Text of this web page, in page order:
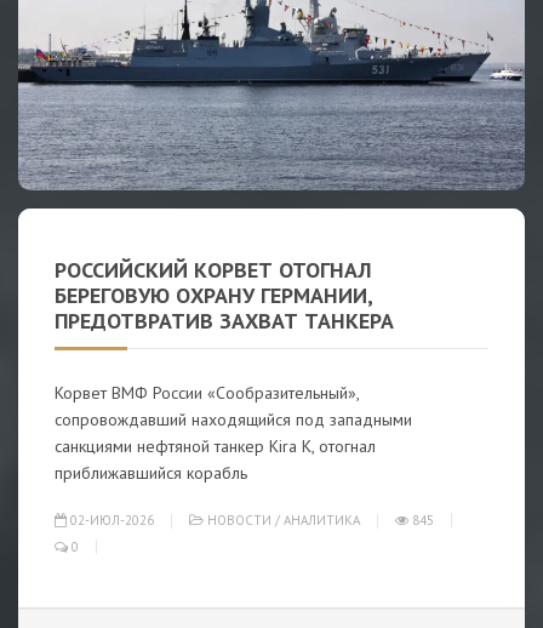
РОССИЙСКИЙ КОРВЕТ ОТОГНАЛ
БЕРЕГОВУЮ ОХРАНУ ГЕРМАНИИ,
ПРЕДОТВРАТИВ ЗАХВАТ ТАНКЕРА
Корвет ВМФ России «Сообразительный»,
сопровождавший находящийся под западными
санкциями нефтяной танкер Kira K, отогнал
приближавшийся корабль
02-ИЮЛ-2026 НОВОСТИ / АНАЛИТИКА
845
0